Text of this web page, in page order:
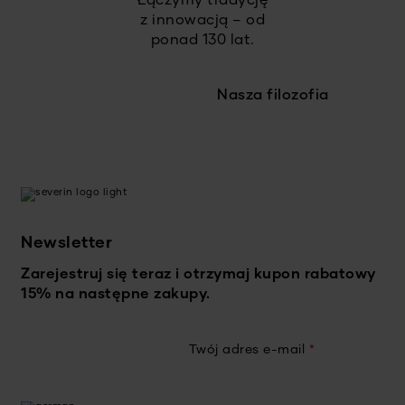
z innowacją – od
ponad 130 lat.
Nasza filozofia
Newsletter
Zarejestruj się teraz i otrzymaj kupon rabatowy
15% na następne zakupy.
Twój adres e-mail *